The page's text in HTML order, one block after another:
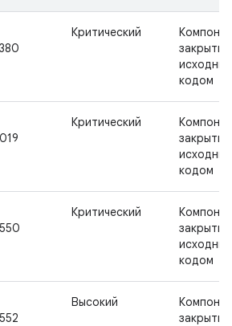
Критический
закрытым
исходным
кодом
Критический
закрытым
исходным
кодом
Критический
закрытым
исходным
кодом
Высокий
закрытым